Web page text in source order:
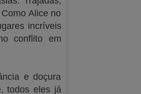
Alice no
incríveis
conflito em
e doçura
todos eles já